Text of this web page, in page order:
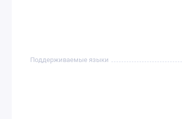
Поддерживаемые языки